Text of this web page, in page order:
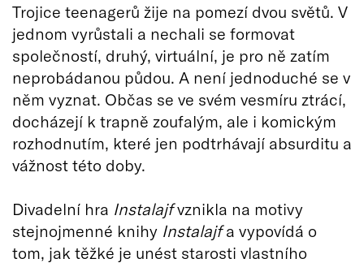
Trojice teenagerů žije na pomezí dvou světů. V
jednom vyrůstali a nechali se formovat
společností, druhý, virtuální, je pro ně zatím
neprobádanou půdou. A není jednoduché se v
něm vyznat. Občas se ve svém vesmíru ztrácí,
docházejí k trapně zoufalým, ale i komickým
rozhodnutím, které jen podtrhávají absurditu a
vážnost této doby.
Divadelní hra Instalajfvznikla na motivy
stejnojmenné knihy Instalajfa vypovídá o
tom, jak těžké je unést starosti vlastního